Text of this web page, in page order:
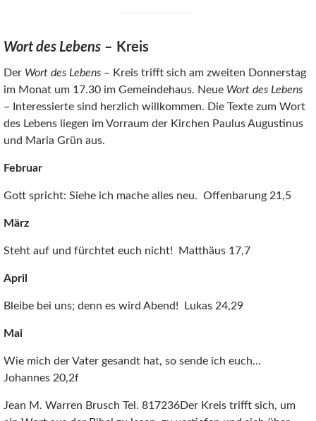
Wort des Lebens – Kreis
Der Wort des Lebens – Kreis trifft sich am zweiten Donnerstag
im Monat um 17.30 im Gemeindehaus. Neue Wort des Lebens
– Interessierte sind herzlich willkommen. Die Texte zum Wort
des Lebens liegen im Vorraum der Kirchen Paulus Augustinus
und Maria Grün aus.
Februar
Gott spricht: Siehe ich mache alles neu. Offenbarung 21,5
März
Steht auf und fürchtet euch nicht! Matthäus 17,7
April
Bleibe bei uns; denn es wird Abend! Lukas 24,29
Mai
Wie mich der Vater gesandt hat, so sende ich euch…
Johannes 20,2f
Jean M. Warren Brusch Tel. 817236Der Kreis trifft sich, um